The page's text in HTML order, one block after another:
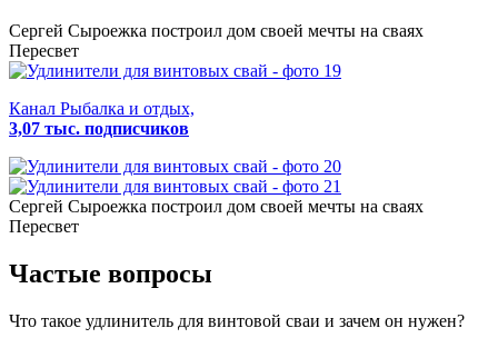
Сергей Сыроежка построил дом своей мечты на сваях
Пересвет
Канал Рыбалка и отдых,
3,07 тыс. подписчиков
Сергей Сыроежка построил дом своей мечты на сваях
Пересвет
Частые вопросы
Что такое удлинитель для винтовой сваи и зачем он нужен?